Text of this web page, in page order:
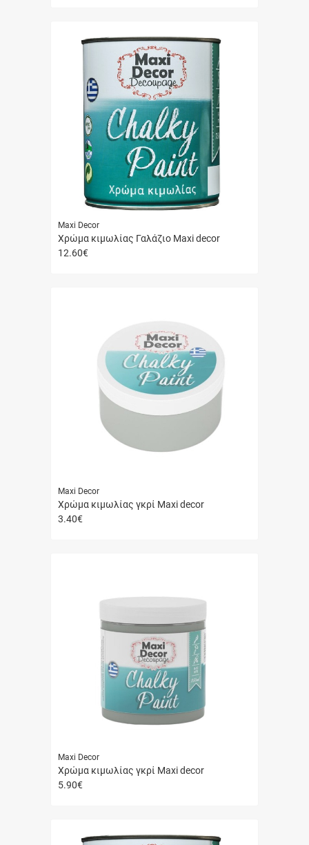
Maxi Decor
Χρώμα κιμωλίας Γαλάζιο Maxi decor
12.60€
Maxi Decor
Χρώμα κιμωλίας γκρί Maxi decor
3.40€
Maxi Decor
Χρώμα κιμωλίας γκρί Maxi decor
5.90€